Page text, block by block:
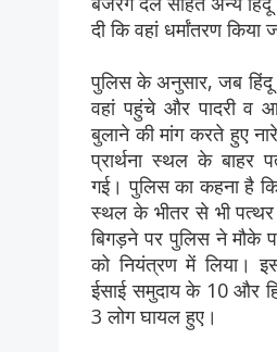
दी कि वहां धर्मांतरण किया
पुलिस के अनुसार, जब
वहां पहुंचे और पादरी व
बुलाने की मांग करते हुए
प्रार्थना स्थल के बाहर
गई। पुलिस का कहना है कि
स्थल के भीतर से भी
बिगड़ने पर पुलिस ने मौके
को नियंत्रण में लिया।
ईसाई समुदाय के 10 और
3 लोग घायल हुए।